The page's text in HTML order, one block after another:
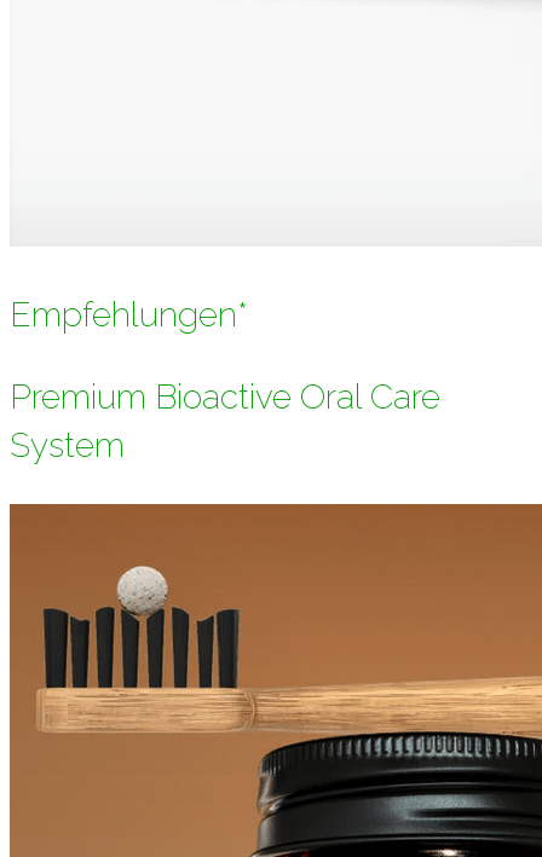
Empfehlungen*
Premium Bioactive Oral Care
System